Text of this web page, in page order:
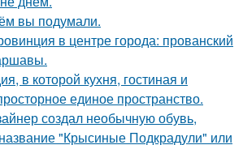
вы подумали.
в центре города: прованский
в которой кухня, гостиная и
единое пространство.
создал необычную обувь,
"Крысиные Подкрадули" или